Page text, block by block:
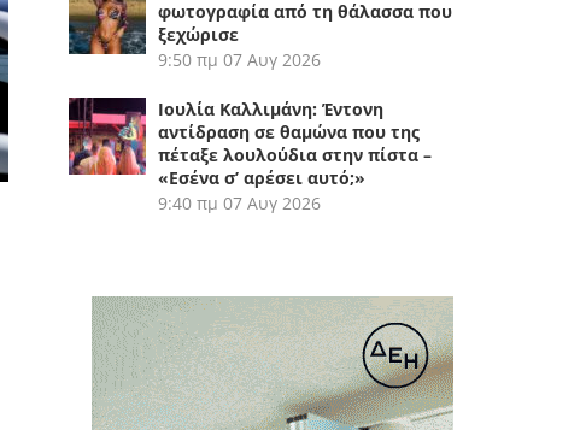
φωτογραφία από τη θάλασσα που
ξεχώρισε
9:50 πμ 07 Αυγ 2026
Ιουλία Καλλιμάνη: Έντονη
αντίδραση σε θαμώνα που της
πέταξε λουλούδια στην πίστα –
«Εσένα σ’ αρέσει αυτό;»
9:40 πμ 07 Αυγ 2026